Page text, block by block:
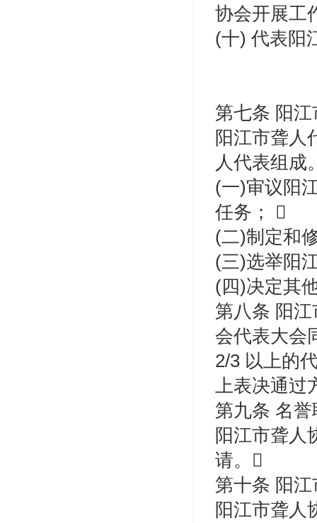
协会开展工
(十) 代表阳
第七条 阳
阳江市聋人
人代表组成
(一)审议阳
任务； 
(二)制定和
(三)选举阳
(四)决定其
第八条 阳
会代表大会
2/3 以上的
上表决通过
第九条 名
阳江市聋人
请。
第十条 阳
阳江市聋人